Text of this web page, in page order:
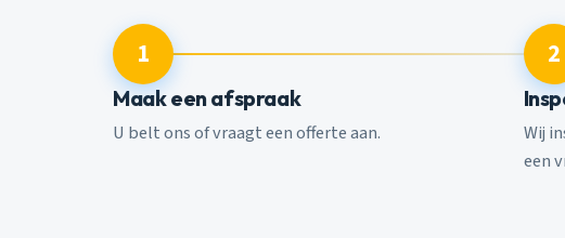
1
Maak een afspraak
U belt ons of vraagt een offerte aan.
2
Wij
een